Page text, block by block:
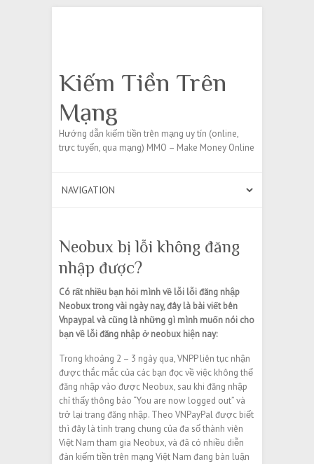
Kiếm Tiền Trên
Mạng
Hướng dẫn kiếm tiền trên mạng uy tín (online,
trực tuyến, qua mạng) MMO – Make Money Online
Neobux bị lỗi không đăng
nhập được?
Có rất nhiều bạn hỏi mình về lỗi lỗi đăng nhập
Neobux trong vài ngày nay, đây là bài viết bên
Vnpaypal và cũng là những gì mình muốn nói cho
bạn về lỗi đăng nhập ở neobux hiện nay:
Trong khoảng 2 – 3 ngày qua, VNPP liên tục nhận
được thắc mắc của các bạn đọc về việc không thể
đăng nhập vào được Neobux, sau khi đăng nhập
chỉ thấy thông báo “You are now logged out” và
trở lại trang đăng nhập. Theo VNPayPal được biết
thì đây là tình trạng chung của đa số thành viên
Việt Nam tham gia Neobux, và đã có nhiều diễn
đàn kiếm tiền trên mạng Việt Nam đang bàn luận